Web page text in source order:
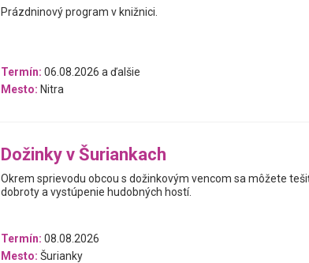
Prázdninový program v knižnici.
Termín: 06.08.2026 a ďalšie
Mesto: Nitra
Dožinky v Šuriankach
Okrem sprievodu obcou s dožinkovým vencom sa môžete
dobroty a vystúpenie hudobných hostí.
Termín: 08.08.2026
Mesto: Šurianky